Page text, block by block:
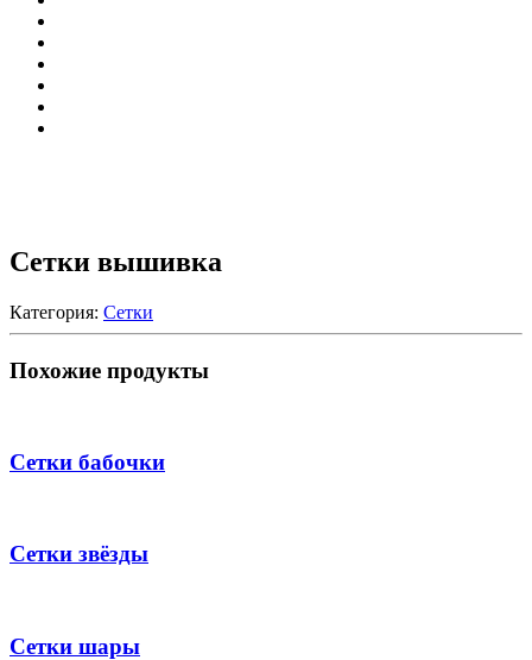
Сетки вышивка
Категория: Сетки
Похожие продукты
Сетки бабочки
Сетки звёзды
Сетки шары